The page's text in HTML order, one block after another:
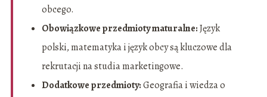
obcego.
Obowiązkowe przedmioty maturalne:Język
polski, matematyka i język obcy są kluczowe dla
rekrutacji na studia marketingowe.
Dodatkowe przedmioty:Geografia i wiedza o